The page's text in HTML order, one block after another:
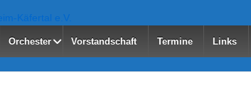
Orchester Vorstandschaft Termine Links